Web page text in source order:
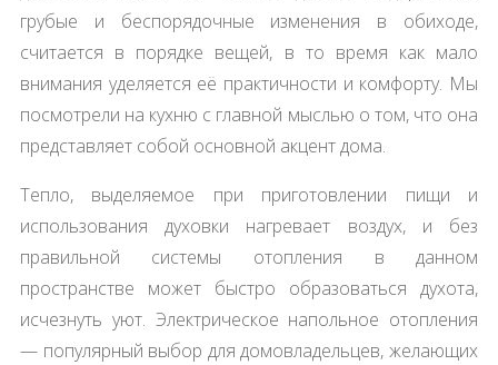
грубые и беспорядочные изменения в обиходе,
считается в порядке вещей, в то время как мало
внимания уделяется её практичности и комфорту. Мы
посмотрели на кухню с главной мыслью о том, что она
представляет собой основной акцент дома.
Тепло, выделяемое при приготовлении пищи и
использования духовки нагревает воздух, и без
правильной системы отопления в данном
пространстве может быстро образоваться духота,
исчезнуть уют. Электрическое напольное отопления
— популярный выбор для домовладельцев, желающих